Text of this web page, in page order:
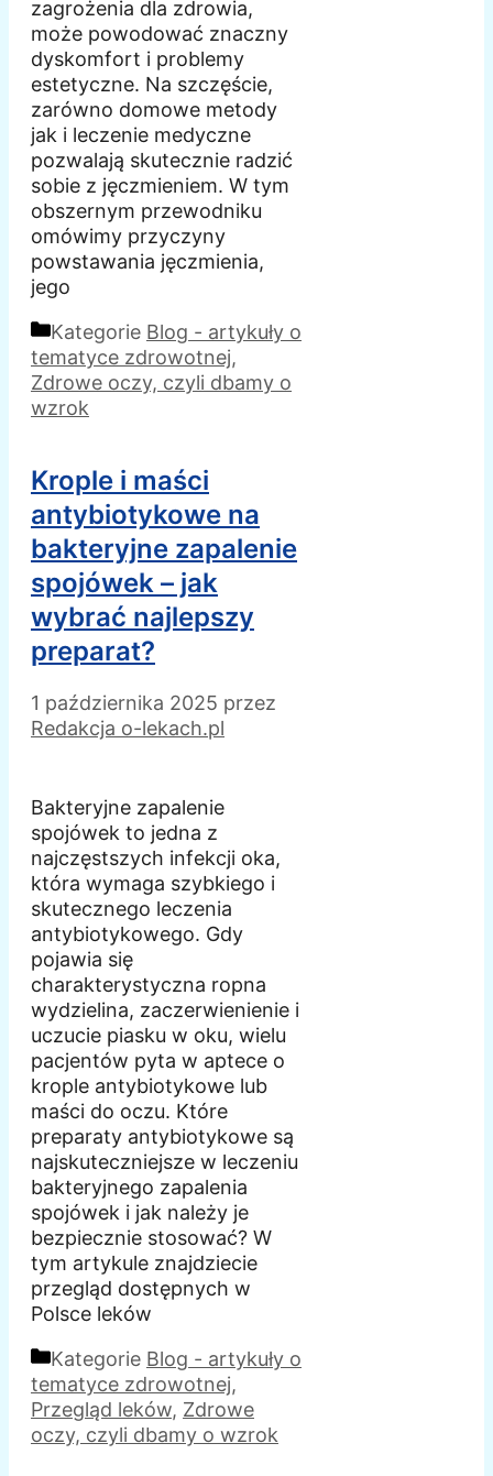
zagrożenia dla zdrowia,
może powodować znaczny
dyskomfort i problemy
estetyczne. Na szczęście,
zarówno domowe metody
jak i leczenie medyczne
pozwalają skutecznie radzić
sobie z jęczmieniem. W tym
obszernym przewodniku
omówimy przyczyny
powstawania jęczmienia,
jego
Kategorie Blog - artykuły o
tematyce zdrowotnej,
Zdrowe oczy, czyli dbamy o
wzrok
Krople i maści
antybiotykowe na
bakteryjne zapalenie
spojówek – jak
wybrać najlepszy
preparat?
1 października 2025 przez
Redakcja o-lekach.pl
Bakteryjne zapalenie
spojówek to jedna z
najczęstszych infekcji oka,
która wymaga szybkiego i
skutecznego leczenia
antybiotykowego. Gdy
pojawia się
charakterystyczna ropna
wydzielina, zaczerwienienie i
uczucie piasku w oku, wielu
pacjentów pyta w aptece o
krople antybiotykowe lub
maści do oczu. Które
preparaty antybiotykowe są
najskuteczniejsze w leczeniu
bakteryjnego zapalenia
spojówek i jak należy je
bezpiecznie stosować? W
tym artykule znajdziecie
przegląd dostępnych w
Polsce leków
Kategorie Blog - artykuły o
tematyce zdrowotnej,
Przegląd leków, Zdrowe
oczy, czyli dbamy o wzrok